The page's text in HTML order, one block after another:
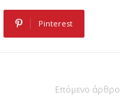
Pinterest
Επόμενο άρθρο